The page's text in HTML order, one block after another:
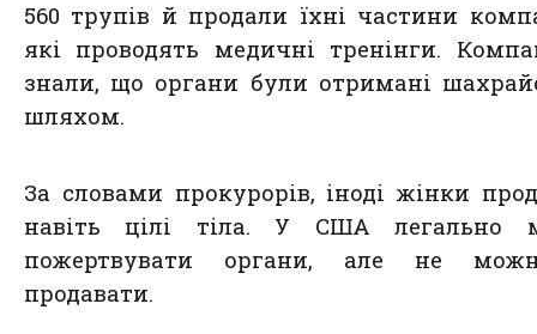
560 трупів й продали їхні частини
які проводять медичні тренінги.
знали, що органи були отримані
шляхом.
За словами прокурорів, іноді жінки
навіть цілі тіла. У США легально
пожертвувати органи, але не
продавати.